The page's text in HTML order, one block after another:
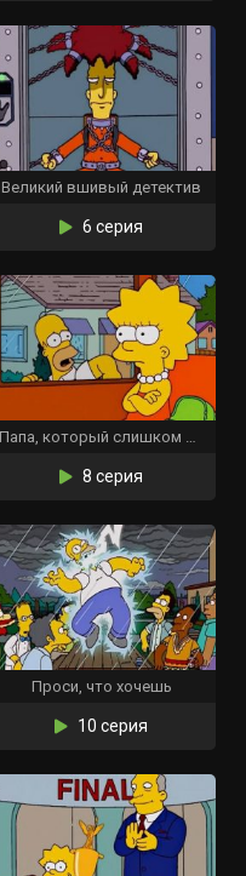
Великий вшивый детектив
6 серия
Папа, который слишком мало знал
8 серия
Проси, что хочешь
10 серия